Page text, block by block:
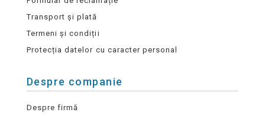
Transport și plată
Termeni și condiții
Protecția datelor cu caracter personal
Despre companie
Despre firmă